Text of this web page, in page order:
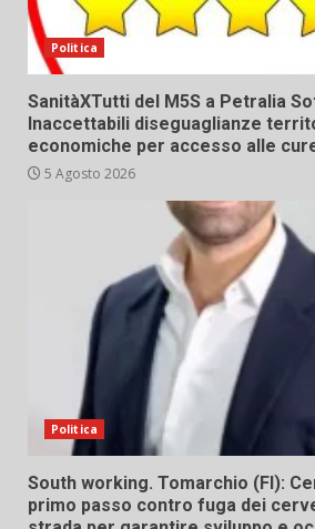
Politica
SanitàXTutti del M5S a Petralia
Inaccettabili diseguaglianze
economiche per accesso alle
5 Agosto 2026
Politica
South working. Tomarchio (FI):
primo passo contro fuga dei